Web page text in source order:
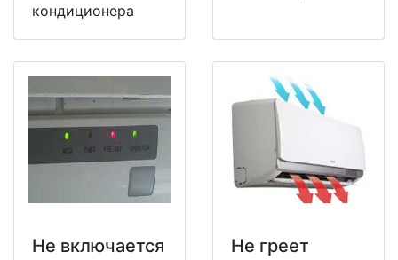
кондиционера
Не включается Не греет